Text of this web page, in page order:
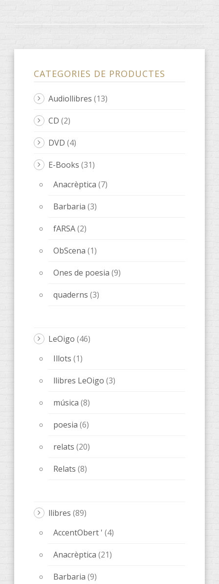
CATEGORIES DE PRODUCTES
Audiollibres (13)
CD (2)
DVD (4)
E-Books (31)
Anacrèptica (7)
Barbaria (3)
fARSA(2)
ObScena (1)
Ones de poesia (9)
quaderns (3)
LeOigo (46)
Illots (1)
llibres LeOigo (3)
música (8)
poesia (6)
relats (20)
Relats (8)
llibres (89)
AccentObert ' (4)
Anacrèptica (21)
Barbaria (9)